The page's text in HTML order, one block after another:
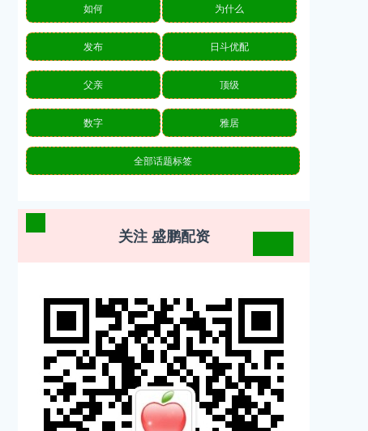
如何 为什么
发布 日斗优配
父亲 顶级
数字 雅居
全部话题标签
关注 盛鹏配资